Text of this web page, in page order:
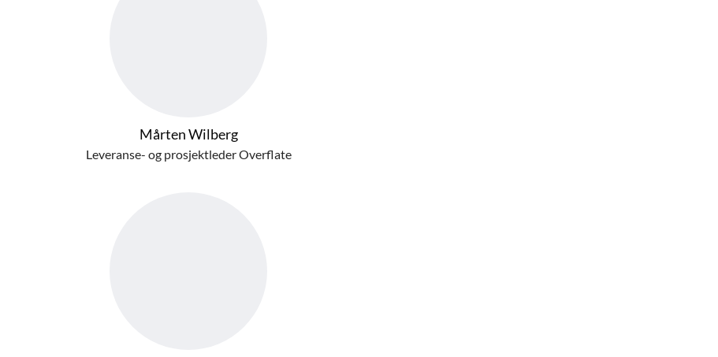
Mårten Wilberg
Leveranse- og prosjektleder Overflate